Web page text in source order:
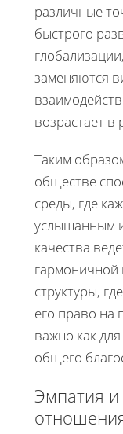
различные
быстрого
заменяются
возрастает в
Таким
обществе
среды, где
услышанным
качества
гармоничной
структуры,
его право на
важно как
общего
Эмпатия